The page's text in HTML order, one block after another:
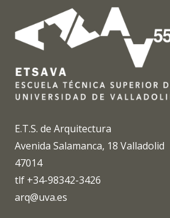
E.T.S. de Arquitectura
Avenida Salamanca, 18 Valladolid
47014
tlf +34-98342-3426
arq@uva.es